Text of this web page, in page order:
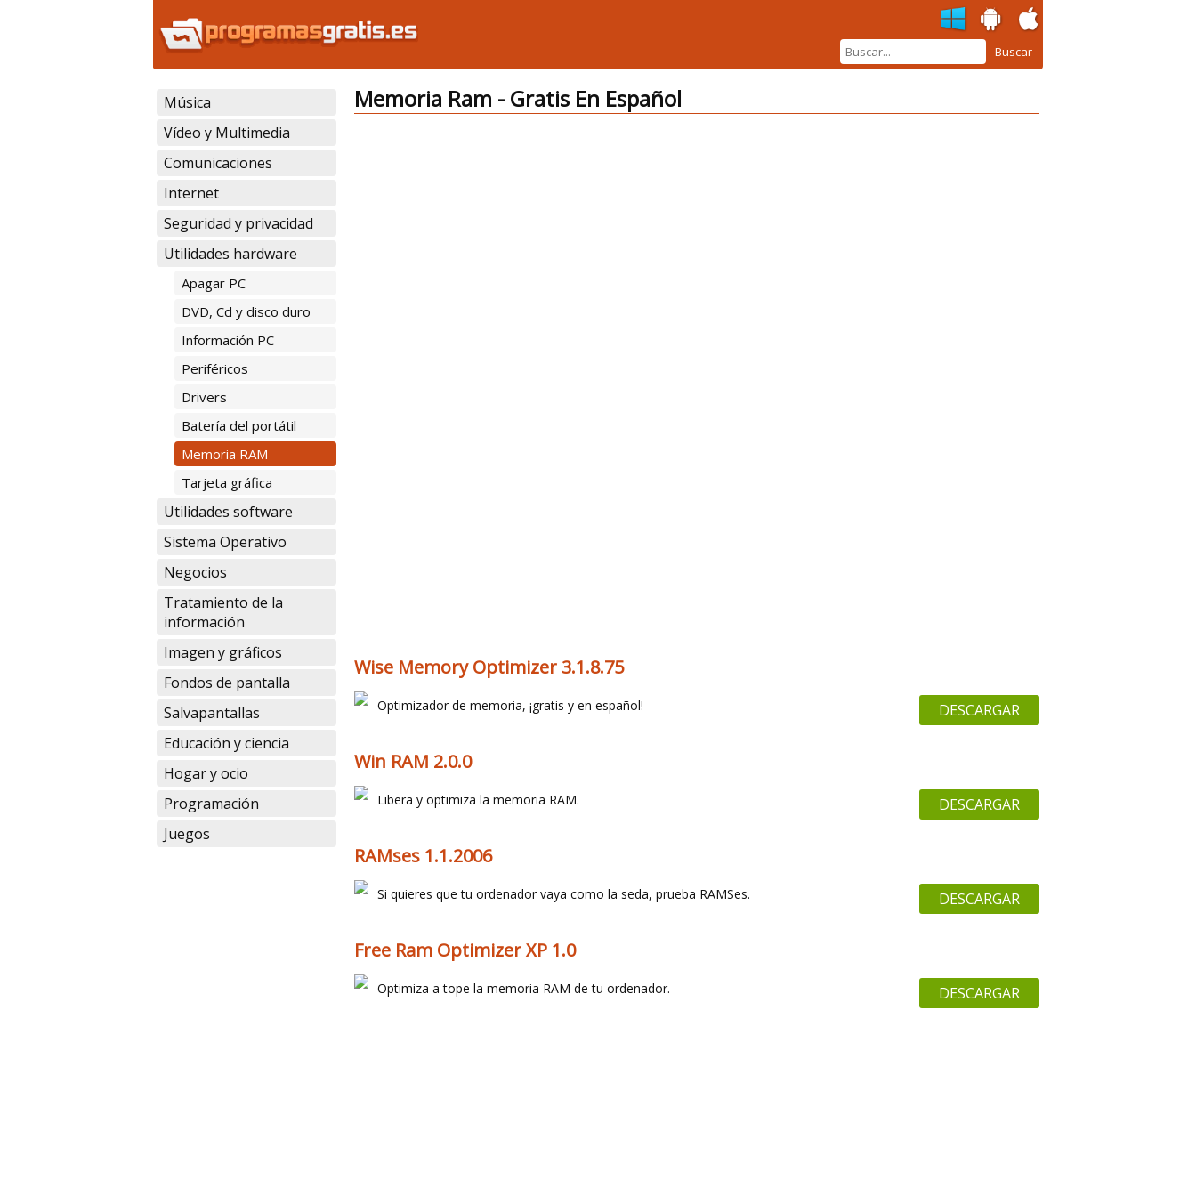
Buscar
Música
Vídeo y Multimedia
Comunicaciones
Internet
Seguridad y privacidad
Utilidades hardware
Apagar PC
DVD, Cd y disco duro
Información PC
Periféricos
Drivers
Batería del portátil
Memoria RAM
Tarjeta gráfica
Utilidades software
Sistema Operativo
Negocios
Tratamiento de la
información
Imagen y gráficos
Fondos de pantalla
Salvapantallas
Educación y ciencia
Hogar y ocio
Programación
Juegos
Memoria Ram - Gratis En Español
Wise Memory Optimizer 3.1.8.75
DESCARGAR
Optimizador de memoria, ¡gratis y en español!
Win RAM 2.0.0
DESCARGAR
Libera y optimiza la memoria RAM.
RAMses 1.1.2006
DESCARGAR
Si quieres que tu ordenador vaya como la seda, prueba RAMSes.
Free Ram Optimizer XP 1.0
DESCARGAR
Optimiza a tope la memoria RAM de tu ordenador.